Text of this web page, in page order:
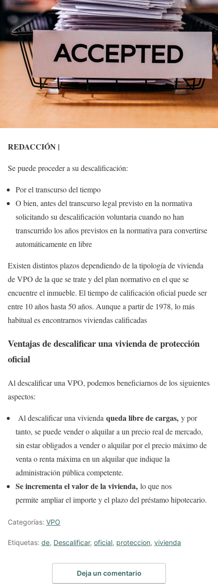
REDACCIÓN |
Se puede proceder a su descalificación:
Por el transcurso del tiempo
O bien, antes del transcurso legal previsto en la normativa
solicitando su descalificación voluntaria cuando no han
transcurrido los años previstos en la normativa para convertirse
automáticamente en libre
Existen distintos plazos dependiendo de la tipología de vivienda
de VPO de la que se trate y del plan normativo en el que se
encuentre el inmueble. El tiempo de calificación oficial puede ser
entre 10 años hasta 50 años. Aunque a partir de 1978, lo más
habitual es encontrarnos viviendas calificadas
Ventajas de descalificar una vivienda deprotección
oficial
Al descalificar una VPO, podemos beneficiarnos de los siguientes
aspectos:
Al descalificar una vivienda queda libre de cargas, y por
tanto, se puede vender o alquilar a un precio real de mercado,
sin estar obligados a vender o alquilar por el precio máximo de
venta o renta máxima en un alquilar que indique la
administración pública competente.
Se incrementa el valor de la vivienda, lo que nos
permite ampliar el importe y el plazo del préstamo hipotecario.
Categorías: VPO
Etiquetas: de, Descalificar, oficial, proteccion, vivienda
Deja un comentario